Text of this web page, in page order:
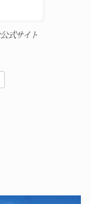
式サイト